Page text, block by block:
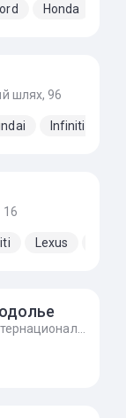
Honda
шлях, 96
Infiniti
16
Lexus